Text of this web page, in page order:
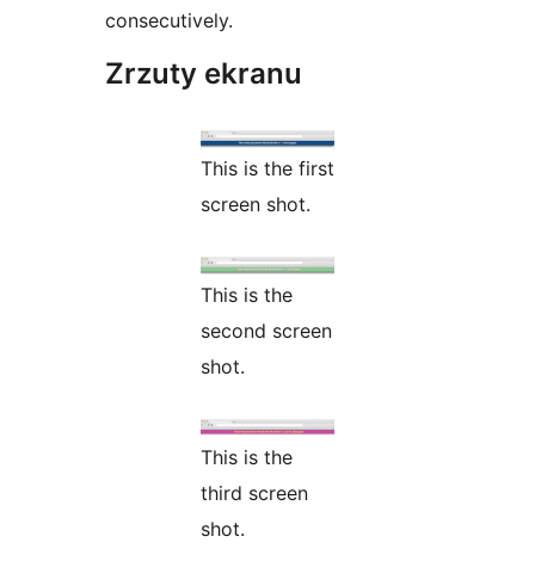
consecutively.
Zrzuty ekranu
This is the first
screen shot.
This is the
second screen
shot.
This is the
third screen
shot.